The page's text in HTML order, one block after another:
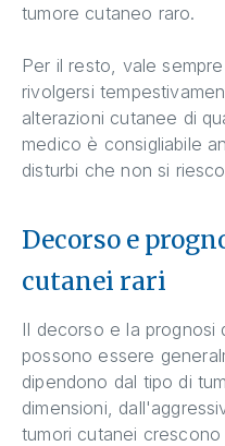
tumore cutaneo raro.
Per il resto, vale
rivolgersi
alterazioni cutanee di
medico è consigliabile
disturbi che non si
Decorso e
cutanei rari
Il decorso e la prognosi
possono essere
dipendono dal tipo di
dimensioni,
tumori cutanei